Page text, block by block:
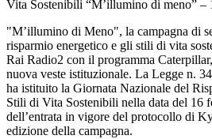
Vita Sostenibili “M’illumino di meno” –
"M’illumino di Meno", la campagna di
risparmio energetico e gli stili di vita
Rai Radio2 con il programma Caterpillar
nuova veste istituzionale. La Legge n.
ha istituito la Giornata Nazionale del
Stili di Vita Sostenibili nella data del 16
dell’entrata in vigore del protocollo di
edizione della campagna.